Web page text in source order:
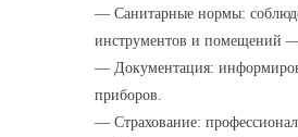
— Санитарные нормы:
инструментов и помещений —
— Документация:
приборов.
— Страхование: